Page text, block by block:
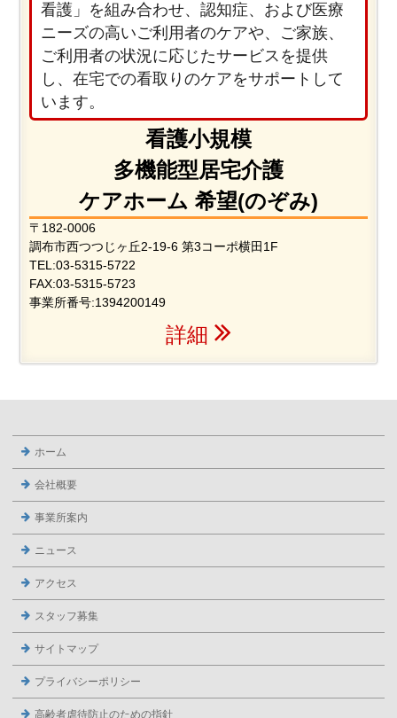
看護」 を組み合わせ、認知症、および医療
ニーズの高いご利用者のケアや、ご家族、
ご利用者の状況に応じたサービスを提供
し、在宅での看取りのケアをサポートして
います。
看護小規模
多機能型居宅介護
ケアホーム 希望(のぞみ)
〒182-0006
調布市西つつじヶ丘2-19-6 第3コーポ横田1F
TEL:03-5315-5722
FAX:03-5315-5723
事業所番号:1394200149
詳細
ホーム
会社概要
事業所案内
ニュース
アクセス
スタッフ募集
サイトマップ
プライバシーポリシー
高齢者虐待防止のための指針